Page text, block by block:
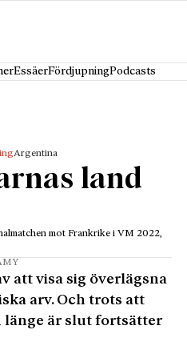
EssäerFördjupningPodcasts
Argentina
land
mot Frankrike i VM 2022,
att visa sig överlägsna
arv. Och trots att
länge är slut fortsätter